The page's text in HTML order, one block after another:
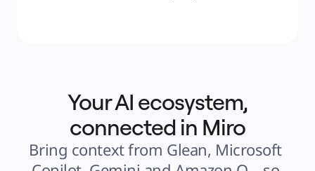
Your AI ecosystem,
connected in Miro
Bring context from Glean, Microsoft